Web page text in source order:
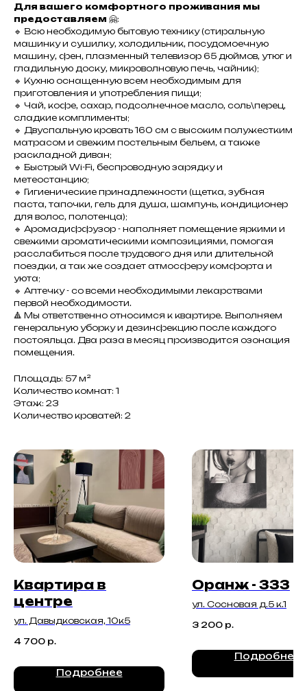
Для вашего комфортного проживания мы
предоставляем 🤗:
🔹 Всю необходимую бытовую технику (стиральную
машинку и сушилку, холодильник, посудомоечную
машину, фен, плазменный телевизор 65 дюймов, утюг и
гладильную доску, микроволновую печь, чайник);
🔹 Кухню оснащенную всем необходимым для
приготовления и употребления пищи;
🔹 Чай, кофе, сахар, подсолнечное масло, соль\перец,
сладкие комплименты;
🔹 Двуспальную кровать 160 см с высоким полужестким
матрасом и свежим постельным бельем, а также
раскладной диван;
🔹 Быстрый Wi-Fi, беспроводную зарядку и
метеостанцию;
🔹 Гигиенические принадлежности (щетка, зубная
паста, тапочки, гель для душа, шампунь, кондиционер
для волос, полотенца);
🔹 Аромадиффузор - наполняет помещение яркими и
свежими ароматическими композициями, помогая
расслабиться после трудового дня или длительной
поездки, а так же создает атмосферу комфорта и
уюта;
🔹 Аптечку - со всеми необходимыми лекарствами
первой необходимости.
🔺 Мы ответственно относимся к квартире. Выполняем
генеральную уборку и дезинфекцию после каждого
постояльца. Два раза в месяц производится озонация
помещения.
Площадь: 57 м²
Количество комнат: 1
Этаж: 23
Количество кроватей: 2
Квартира в
центре
ул. Давыдковская, 10к5
4 700 р.
Подробнее
Оранж - 333
ул. Сосновая д.5 к.1
3 200 р.
Подробнее